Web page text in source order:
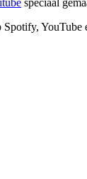
speciaal